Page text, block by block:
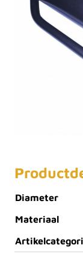
Bij het
aanstampen
het risico dat
beschadigd.
daarmee de
Met het
gestampt
Diameter
Materiaal